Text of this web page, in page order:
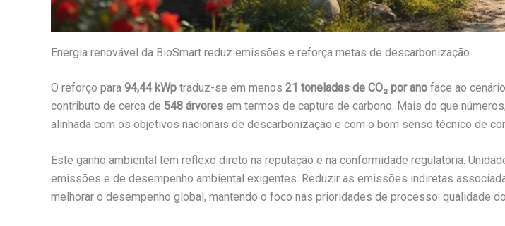
Energia renovável da BioSmart reduz emissões e reforça metas de descarbonização
O reforço para 94,44 kWp traduz-se em menos 21 toneladas de CO₂ por ano face ao
contributo de cerca de 548 árvores em termos de captura de carbono. Mais do que
alinhada com os objetivos nacionais de descarbonização e com o bom senso técnico de
Este ganho ambiental tem reflexo direto na reputação e na conformidade regulatória.
emissões e de desempenho ambiental exigentes. Reduzir as emissões indiretas
melhorar o desempenho global, mantendo o foco nas prioridades de processo: qualidade